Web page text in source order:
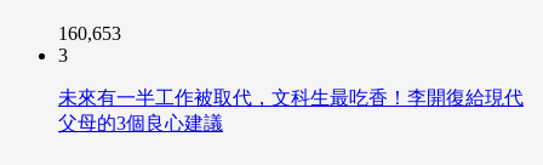
160,653
3
未來有一半工作被取代，文科生最吃香！李開復給現代
父母的3個良心建議